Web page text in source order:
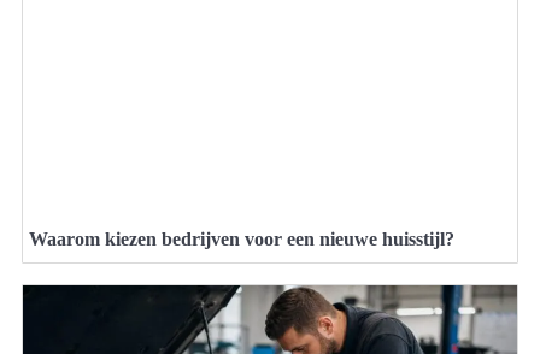
Waarom kiezen bedrijven voor een nieuwe huisstijl?